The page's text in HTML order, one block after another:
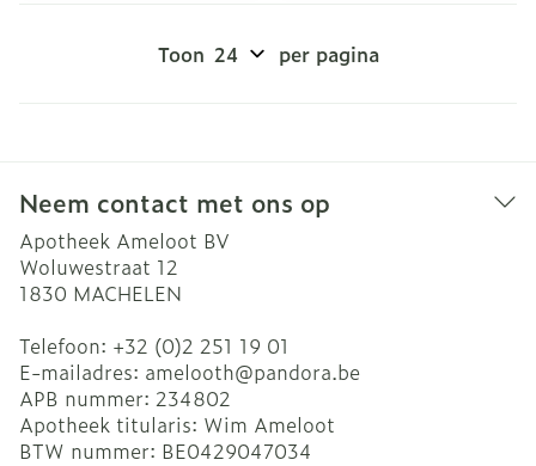
Toon per pagina
Neem contact met ons op
Apotheek Ameloot BV
Woluwestraat 12
1830 MACHELEN
Telefoon: +32 (0)2 251 19 01
E-mailadres: amelooth@pandora.be
APB nummer: 234802
Apotheek titularis: Wim Ameloot
BTW nummer: BE0429047034